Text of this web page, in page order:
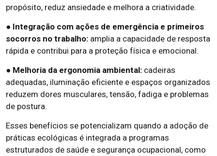
propósito, reduz ansiedade e melhora a criatividade.
● Integração com ações de emergência e primeiros
socorros no trabalho: amplia a capacidade de resposta
rápida e contribui para a proteção física e emocional.
● Melhoria da ergonomia ambiental: cadeiras
adequadas, iluminação eficiente e espaços organizados
reduzem dores musculares, tensão, fadiga e problemas
de postura.
Esses benefícios se potencializam quando a adoção de
práticas ecológicas é integrada a programas
estruturados de saúde e segurança ocupacional, como